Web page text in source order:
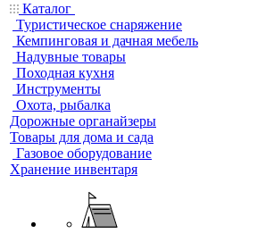
Каталог
Туристическое снаряжение
Кемпинговая и дачная мебель
Надувные товары
Походная кухня
Инструменты
Охота, рыбалка
Дорожные органайзеры
Товары для дома и сада
Газовое оборудование
Хранение инвентаря